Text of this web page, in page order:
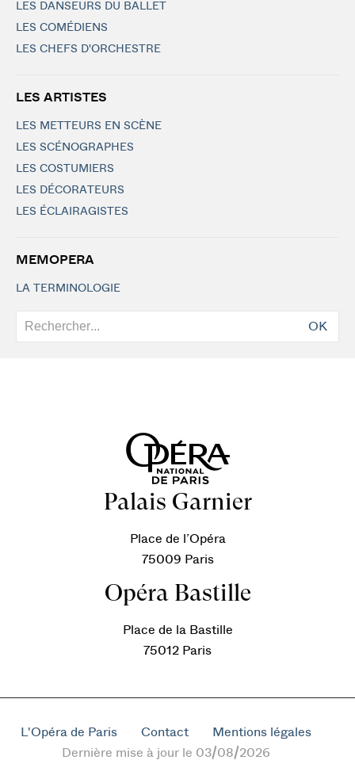
LES DANSEURS DU BALLET
LES COMÉDIENS
LES CHEFS D'ORCHESTRE
LES ARTISTES
LES METTEURS EN SCÈNE
LES SCÉNOGRAPHES
LES COSTUMIERS
LES DÉCORATEURS
LES ÉCLAIRAGISTES
MEMOPERA
LA TERMINOLOGIE
OK
Palais Garnier
Place de l’Opéra
75009 Paris
Opéra Bastille
Place de la Bastille
75012 Paris
L'Opéra de Paris Contact
Mentions légales
Dernière mise à jour le 03/08/2026